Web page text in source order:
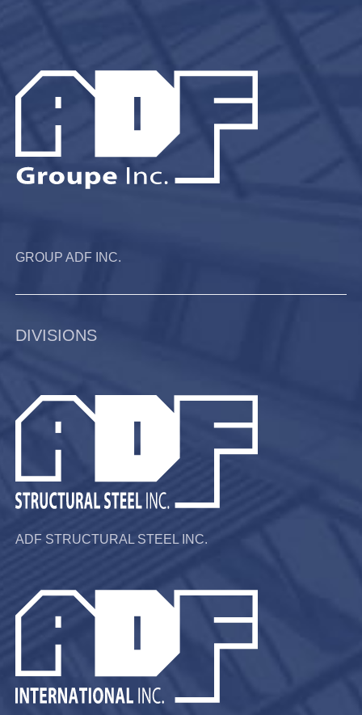
GROUP ADF INC.
DIVISIONS
ADF STRUCTURAL STEEL INC.